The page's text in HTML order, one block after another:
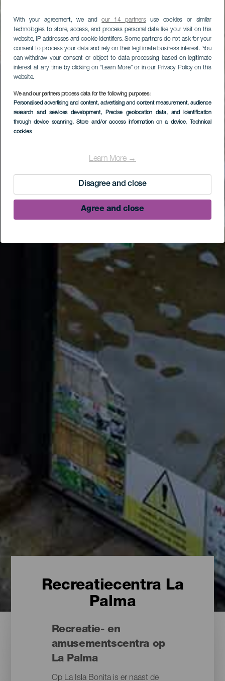
With your agreement, we andour 14 partnersuse cookies or similar
technologies to store, access, and process personal data like your visit on this
website, IP addresses and cookie identifiers. Some partners do not ask for your
consent to process your data and rely on their legitimate business interest. You
can withdraw your consent or object to data processing based on legitimate
interest at any time by clicking on “Learn More” or in our Privacy Policy on this
website.
We and our partners process data for the following purposes:
Personalised advertising and content, advertising and content measurement, audience
research and services development, Precise geolocation data, and identification
through device scanning, Store and/or access information on a device, Technical
cookies
Learn More →
Disagree and close
Agree and close
Recreatiecentra La
Palma
Recreatie- en
amusementscentra op
La Palma
Op La Isla Bonita is er naast de